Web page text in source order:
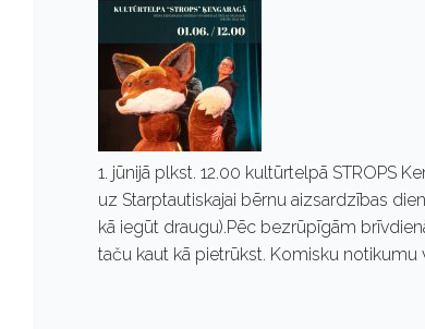
1. jūnijā plkst. 12.00 kultūrtelpā STROPS
uz Starptautiskajai bērnu aizsardzības
kā iegūt draugu).Pēc bezrūpīgām
taču kaut kā pietrūkst. Komisku notikumu